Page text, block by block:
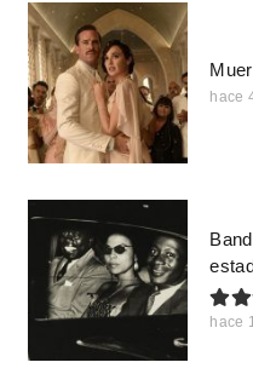
hace
hace